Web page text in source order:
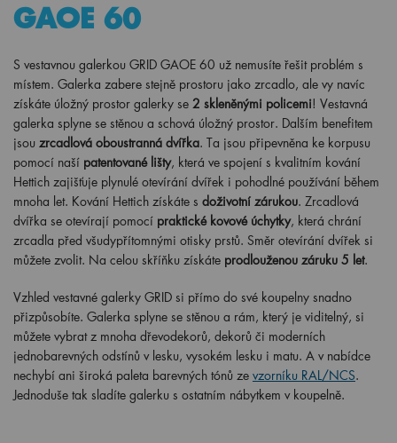
GAOE 60
S vestavnou galerkou GRID GAOE 60 už nemusíte řešit problém s
místem. Galerka zabere stejně prostoru jako zrcadlo, ale vy navíc
získáte úložný prostor galerky se 2 skleněnými policemi! Vestavná
galerka splyne se stěnou a schová úložný prostor. Dalším benefitem
jsou zrcadlová oboustranná dvířka. Ta jsou připevněna ke korpusu
pomocí naší patentované lišty, která ve spojení s kvalitním kování
Hettich zajišťuje plynulé otevírání dvířek i pohodlné používání během
mnoha let. Kování Hettich získáte s doživotní zárukou. Zrcadlová
dvířka se otevírají pomocí praktické kovové úchytky, která chrání
zrcadla před všudypřítomnými otisky prstů. Směr otevírání dvířek si
můžete zvolit. Na celou skříňku získáte prodlouženou záruku 5 let.
Vzhled vestavné galerky GRID si přímo do své koupelny snadno
přizpůsobíte. Galerka splyne se stěnou a rám, který je viditelný, si
můžete vybrat z mnoha dřevodekorů, dekorů či moderních
jednobarevných odstínů v lesku, vysokém lesku i matu. A v nabídce
nechybí ani široká paleta barevných tónů ze vzorníku RAL/NCS.
Jednoduše tak sladíte galerku s ostatním nábytkem v koupelně.